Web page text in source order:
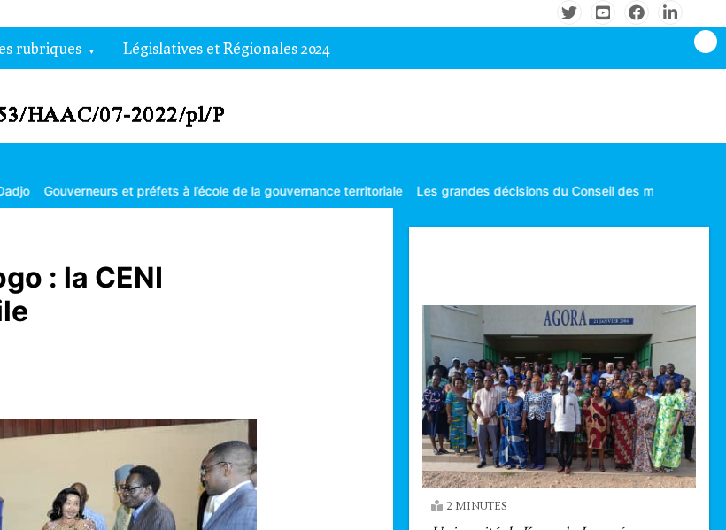
rubriques Législatives et Régionales 2024
et préfets à l’école de la gouvernance territoriale Les grandes décisions du Conseil des ministres tenu le mardi
: la CENI
2 MINUTES